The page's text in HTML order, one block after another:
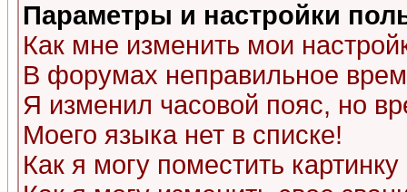
Параметры и настройки
Как мне изменить мои
В форумах неправильное
Я изменил часовой пояс, но
Моего языка нет в списке!
Как я могу поместить